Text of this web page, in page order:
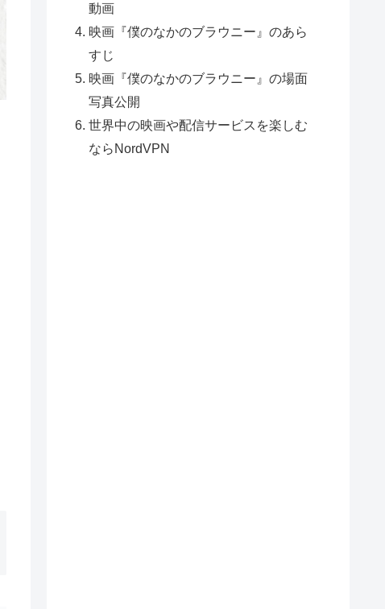
動画
映画『僕のなかのブラウニー』のあら
すじ
映画『僕のなかのブラウニー』の場面
写真公開
世界中の映画や配信サービスを楽しむ
ならNordVPN